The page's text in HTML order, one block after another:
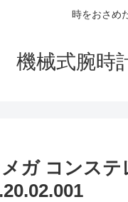
時をおさめ
機械式腕時
ガ コンス